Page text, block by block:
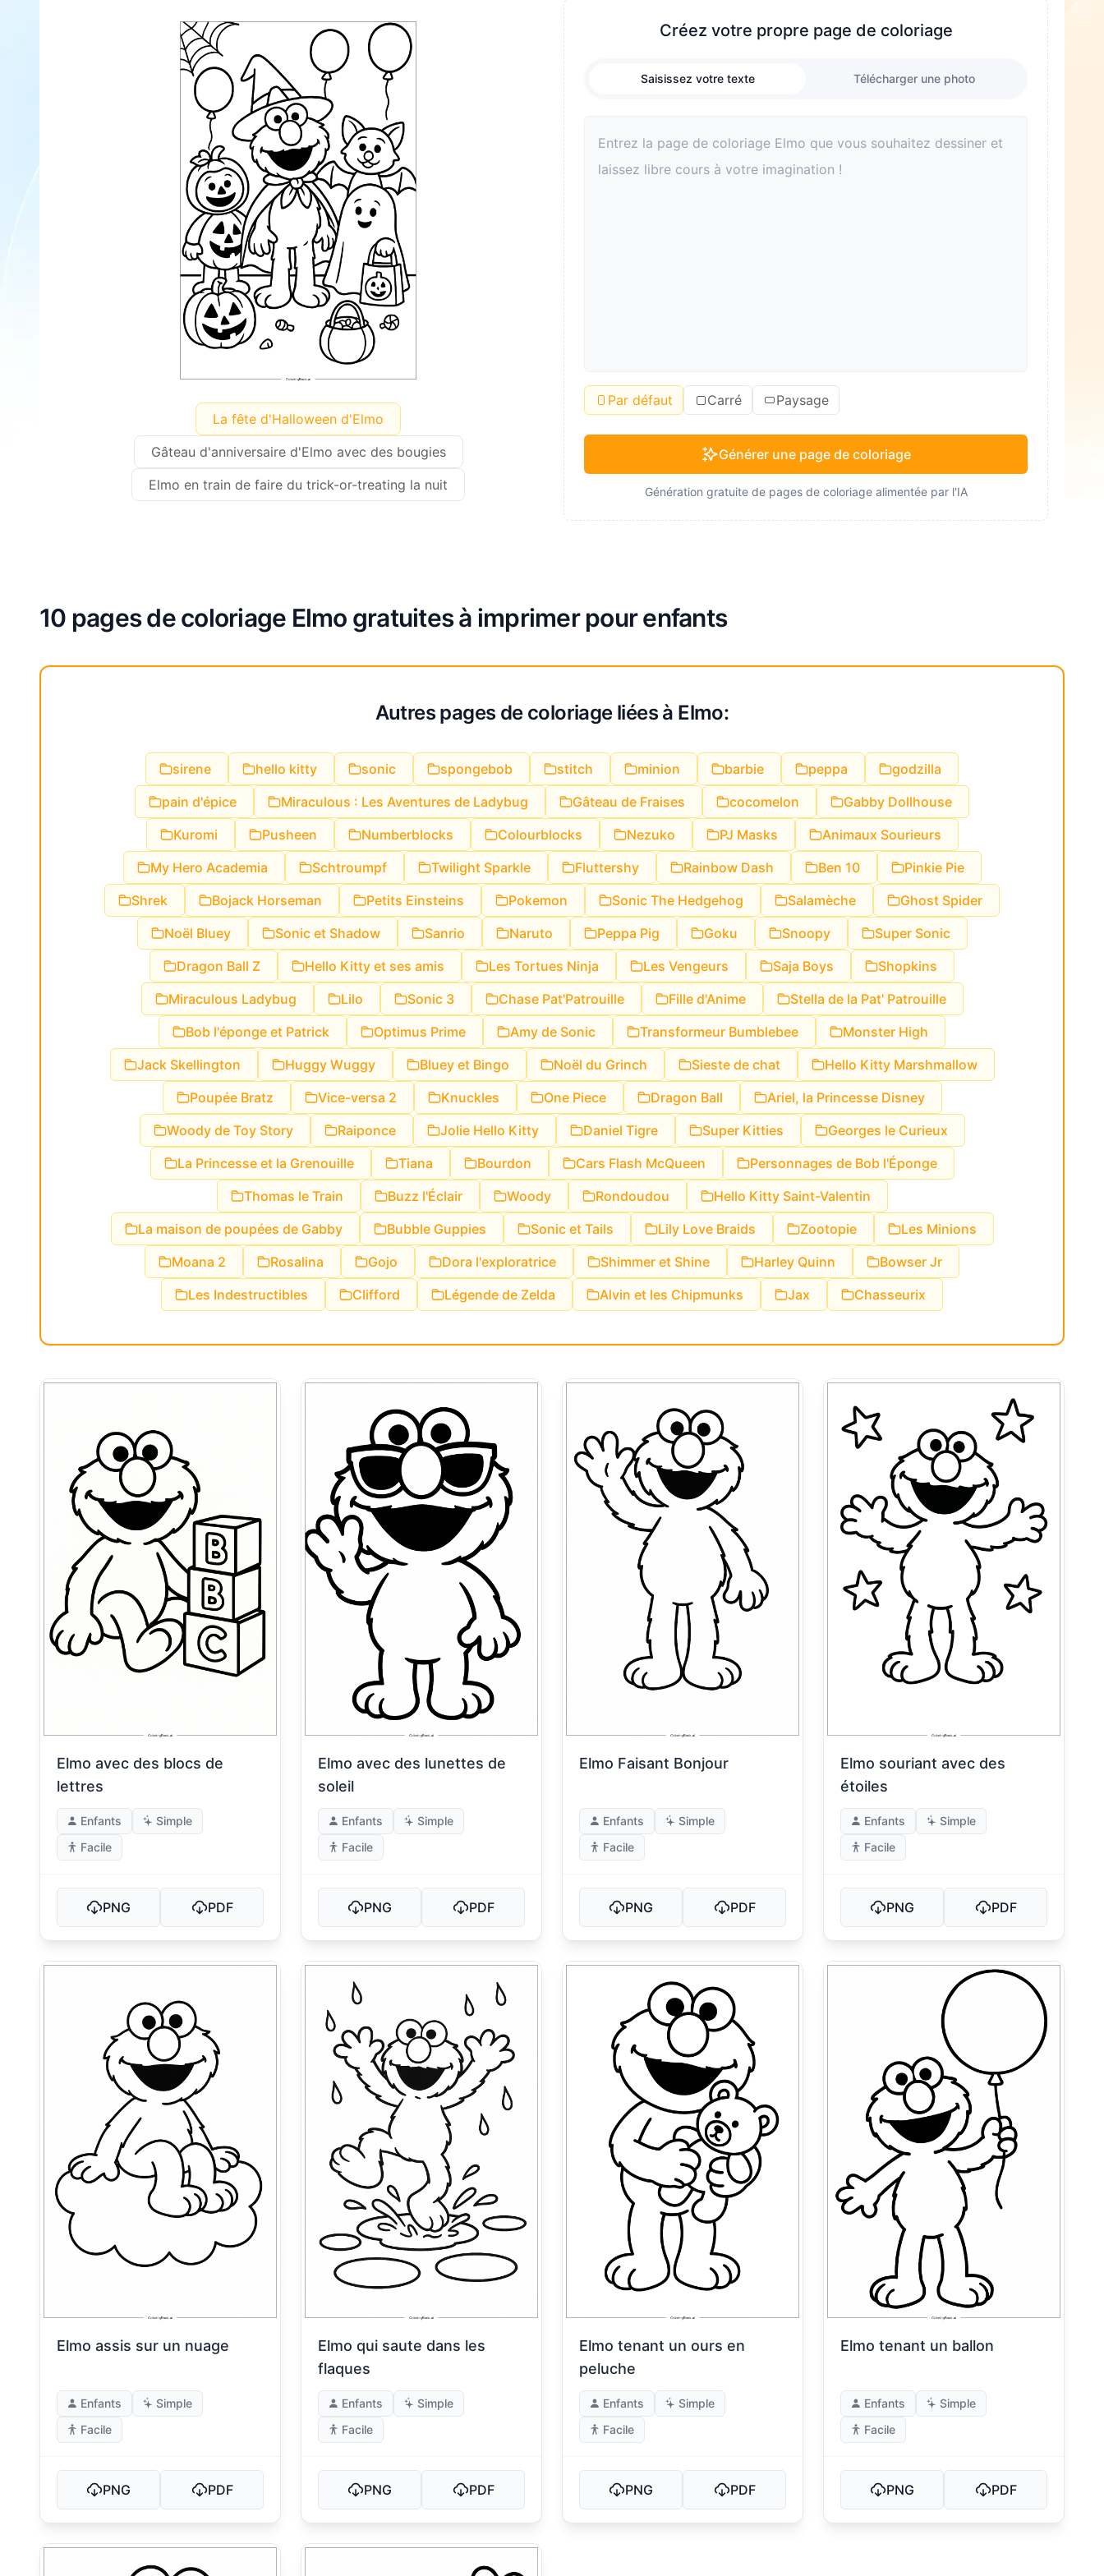
La fête d'Halloween d'Elmo
Gâteau d'anniversaire d'Elmo avec des bougies
Elmo en train de faire du trick-or-treating la nuit
Créez votre propre page de coloriage
Saisissez votre texte Télécharger une photo
Par défaut Carré Paysage
Générer une page de coloriage
Génération gratuite de pages de coloriage alimentée par l'IA
10 pages de coloriage Elmo gratuites à imprimer pour enfants
Autres pages de coloriage liées à Elmo:
sirene hello kitty sonic spongebob stitch minion barbie peppa
godzilla
pain d'épice
Miraculous : Les Aventures de Ladybug Gâteau de Fraises cocomelon
Gabby Dollhouse
Kuromi
Pusheen Numberblocks Colourblocks Nezuko PJ Masks
Animaux Sourieurs
My Hero Academia
Schtroumpf Twilight Sparkle Fluttershy Rainbow Dash Ben 10
Pinkie Pie
Shrek
Bojack Horseman Petits Einsteins Pokemon Sonic The Hedgehog Salamèche
Ghost Spider
Noël Bluey
Sonic et Shadow Sanrio Naruto Peppa Pig Goku Snoopy
Super Sonic
Dragon Ball Z
Hello Kitty et ses amis Les Tortues Ninja Les Vengeurs Saja Boys
Shopkins
Miraculous Ladybug
Lilo Sonic 3 Chase Pat'Patrouille Fille d'Anime
Stella de la Pat' Patrouille
Bob l'éponge et Patrick
Optimus Prime Amy de Sonic Transformeur Bumblebee
Monster High
Jack Skellington
Huggy Wuggy Bluey et Bingo Noël du Grinch Sieste de chat
Hello Kitty Marshmallow
Poupée Bratz
Vice-versa 2 Knuckles One Piece Dragon Ball
Ariel, la Princesse Disney
Woody de Toy Story
Raiponce Jolie Hello Kitty Daniel Tigre Super Kitties
Georges le Curieux
La Princesse et la Grenouille
Tiana Bourdon Cars Flash McQueen
Personnages de Bob l'Éponge
Thomas le Train
Buzz l'Éclair Woody Rondoudou
Hello Kitty Saint-Valentin
La maison de poupées de Gabby
Bubble Guppies Sonic et Tails Lily Love Braids Zootopie
Les Minions
Moana 2
Rosalina Gojo Dora l'exploratrice Shimmer et Shine Harley Quinn
Bowser Jr
Les Indestructibles
Clifford Légende de Zelda Alvin et les Chipmunks Jax Chasseurix
Elmo avec des blocs de
lettres
Enfants
Simple
Facile
PNG PDF
Elmo avec des lunettes de
soleil
Enfants
Simple
Facile
PNG PDF
Elmo Faisant Bonjour
Enfants
Simple
Facile
PNG PDF
Elmo souriant avec des
étoiles
Enfants
Simple
Facile
PNG PDF
Elmo assis sur un nuage
Enfants
Simple
Facile
PNG PDF
Elmo qui saute dans les
flaques
Enfants
Simple
Facile
PNG PDF
Elmo tenant un ours en
peluche
Enfants
Simple
Facile
PNG PDF
Elmo tenant un ballon
Enfants
Simple
Facile
PNG PDF